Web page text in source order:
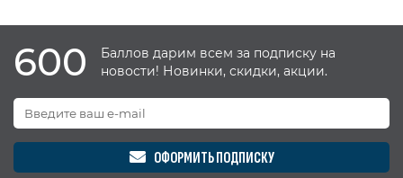
600
Баллов дарим всем за подписку на
новости! Новинки, скидки, акции.
ОФОРМИТЬ ПОДПИСКУ